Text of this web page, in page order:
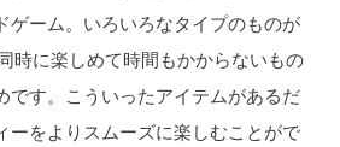
ゲーム。いろいろなタイプのものが
時に楽しめて時間もかからないもの
です。こういったアイテムがあるだ
ーをよりスムーズに楽しむことがで